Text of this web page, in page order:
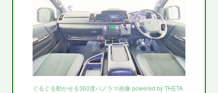
ぐるぐる動かせる360度パノラマ画像 powered by THETA